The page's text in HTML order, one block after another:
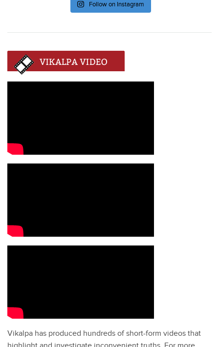
Follow on Instagram
Vikalpa has produced hundreds of short-form videos that